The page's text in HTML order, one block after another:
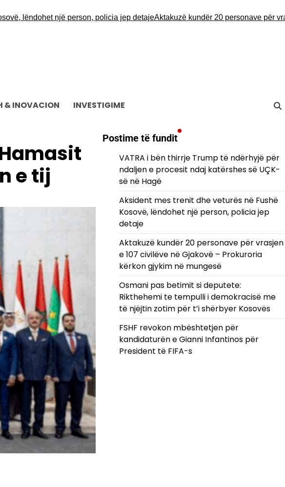
një person, policia jep detajeAktakuzë kundër 20 personave për
& INOVACION INVESTIGIME
e tij
Postime të fundit
VATRA i bën thirrje Trump të ndërhyjë për
ndaljen e procesit ndaj katërshes së UÇK-
së në Hagë
Aksident mes trenit dhe veturës në Fushë
Kosovë, lëndohet një person, policia jep
detaje
Aktakuzë kundër 20 personave për vrasjen
e 107 civilëve në Gjakovë – Prokuroria
kërkon gjykim në mungesë
Osmani pas betimit si deputete:
Rikthehemi te tempulli i demokracisë me
të njëjtin zotim për t’i shërbyer Kosovës
FSHF revokon mbështetjen për
kandidaturën e Gianni Infantinos për
President të FIFA-s